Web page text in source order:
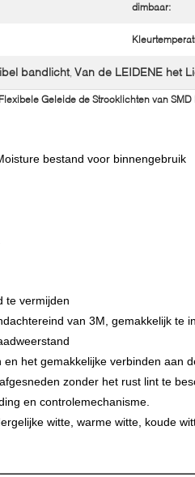
dimbaar:
bandlicht, Van de LEIDENE het
Geleide de Strooklichten van
bestand voor binnengebruik
te vermijden
van 3M, gemakkelijk te
het gemakkelijke verbinden aan
zonder het rust lint te
en controlemechanisme.
witte, warme witte, koude